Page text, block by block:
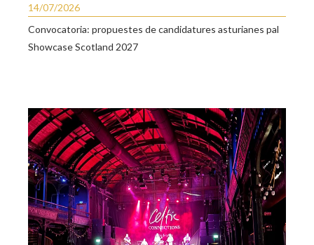
14/07/2026
Convocatoria: propuestes de candidatures asturianes pal
Showcase Scotland 2027